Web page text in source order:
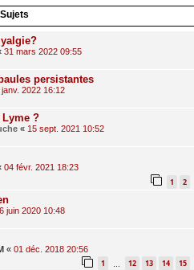
Sujets
31 mars 2022 09:55
persistantes
janv. 2022 16:12
?
« 15 sept. 2021 10:52
04 févr. 2021 18:23
1 2
juin 2020 10:48
« 01 déc. 2018 20:56
1 12 13 14 15